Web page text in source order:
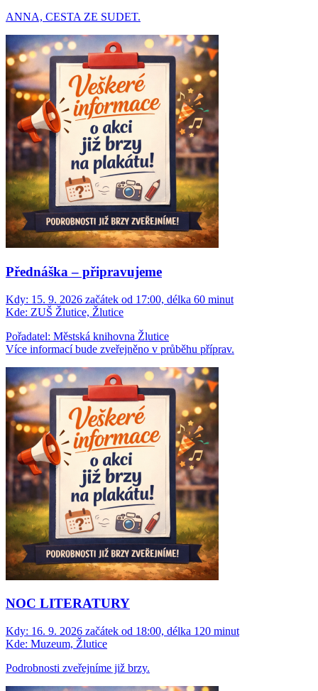
ANNA, CESTA ZE SUDET.
Přednáška – připravujeme
Kdy: 15. 9. 2026 začátek od 17:00, délka 60 minut
Kde: ZUŠ Žlutice, Žlutice
Pořadatel: Městská knihovna Žlutice
Více informací bude zveřejněno v průběhu příprav.
NOC LITERATURY
Kdy: 16. 9. 2026 začátek od 18:00, délka 120 minut
Kde: Muzeum, Žlutice
Podrobnosti zveřejníme již brzy.